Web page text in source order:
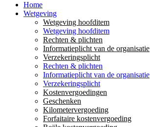
Home
Wetgeving
Wetgeving hoofditem
Wetgeving hoofditem
Rechten & plichten
Informatieplicht van de organisatie
Verzekeringsplicht
Rechten & plichten
Informatieplicht van de organisatie
Verzekeringsplicht
Kostenvergoedingen
Geschenken
Kilometervergoeding
Forfaitaire kostenvergoeding